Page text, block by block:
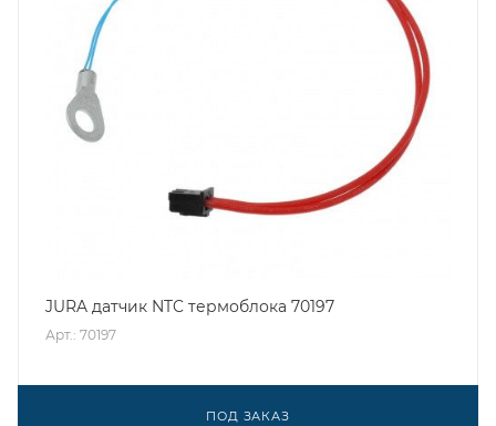
JURA датчик NTC термоблока 70197
Арт.: 70197
ПОД ЗАКАЗ